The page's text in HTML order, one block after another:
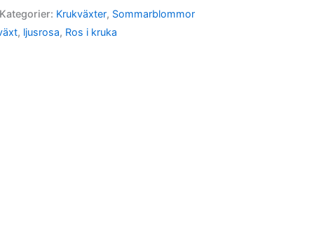
Kategorier: Krukväxter, Sommarblommor
, ljusrosa, Ros i kruka